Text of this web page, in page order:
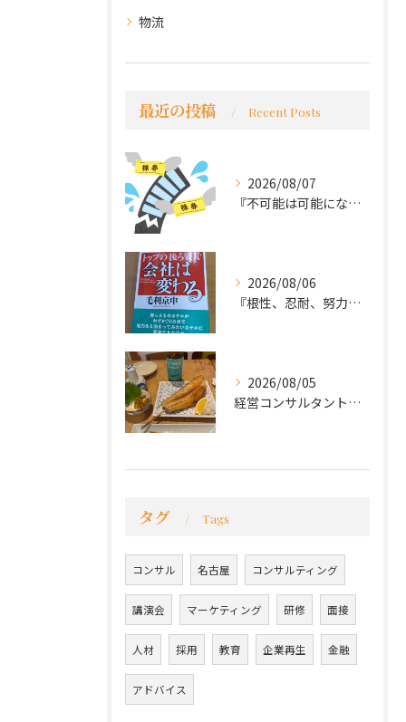
物流
最近の投稿 Recent Posts
2026/08/07
『不可能は可能になる』
2026/08/06
『根性、忍耐、努力という言葉は死語なのか』
2026/08/05
経営コンサルタントのモーちゃん・毛利京申です。
タグ Tags
コンサル 名古屋 コンサルティング
講演会 マーケティング 研修 面接
人材 採用 教育 企業再生 金融
アドバイス